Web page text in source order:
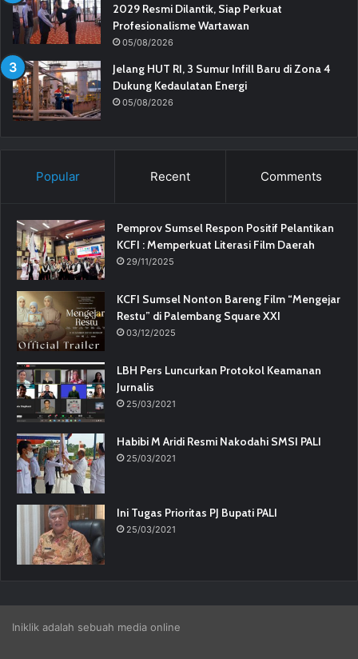
2029 Resmi Dilantik, Siap Perkuat
Profesionalisme Wartawan
05/08/2026
Jelang HUT RI, 3 Sumur Infill Baru di Zona 4
Dukung Kedaulatan Energi
05/08/2026
Popular Recent Comments
Pemprov Sumsel Respon Positif Pelantikan
KCFI : Memperkuat Literasi Film Daerah
29/11/2025
KCFI Sumsel Nonton Bareng Film “Mengejar
Restu” di Palembang Square XXI
03/12/2025
LBH Pers Luncurkan Protokol Keamanan
Jurnalis
25/03/2021
Habibi M Aridi Resmi Nakodahi SMSI PALI
25/03/2021
Ini Tugas Prioritas PJ Bupati PALI
25/03/2021
Iniklik adalah sebuah media online